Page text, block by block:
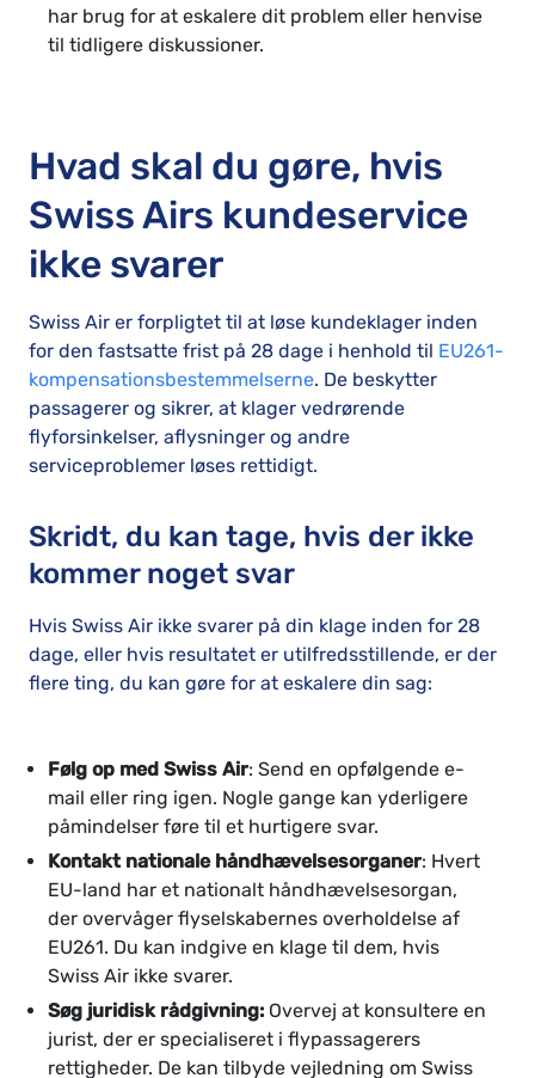
har brug for at eskalere dit problem eller henvise
til tidligere diskussioner.
Hvad skal du gøre, hvis
Swiss Airs kundeservice
ikke svarer
Swiss Air er forpligtet til at løse kundeklager inden
for den fastsatte frist på 28 dage i henhold til EU261-
kompensationsbestemmelserne. De beskytter
passagerer og sikrer, at klager vedrørende
flyforsinkelser, aflysninger og andre
serviceproblemer løses rettidigt.
Skridt, du kan tage, hvis der ikke
kommer noget svar
Hvis Swiss Air ikke svarer på din klage inden for 28
dage, eller hvis resultatet er utilfredsstillende, er der
flere ting, du kan gøre for at eskalere din sag:
Følg op med Swiss Air: Send en opfølgende e-
mail eller ring igen. Nogle gange kan yderligere
påmindelser føre til et hurtigere svar.
Kontakt nationale håndhævelsesorganer: Hvert
EU-land har et nationalt håndhævelsesorgan,
der overvåger flyselskabernes overholdelse af
EU261. Du kan indgive en klage til dem, hvis
Swiss Air ikke svarer.
Søg juridisk rådgivning: Overvej at konsultere en
jurist, der er specialiseret i flypassagerers
rettigheder. De kan tilbyde vejledning om Swiss